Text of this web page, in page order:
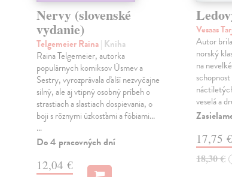
Nervy (slovenské
vydanie)
Telgemeier Raina| Kniha
Raina Telgemeier, autorka
populárnych komiksov Úsmev a
Sestry, vyrozprávala ďalší nezvyčajne
silný, ale aj vtipný osobný príbeh o
strastiach a slastiach dospievania, o
boji s rôznymi úzkosťami a fóbiami...
…
Do 4 pracovných dní
12,04 €
Vesaas
Autor
norský
na
veselá a
17,75
18,30 €